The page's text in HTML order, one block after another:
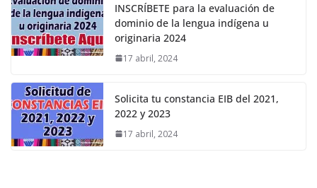
INSCRÍBETE para la evaluación de
dominio de la lengua indígena u
originaria 2024
17 abril, 2024
Solicita tu constancia EIB del 2021,
2022 y 2023
17 abril, 2024